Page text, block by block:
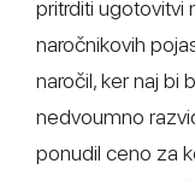
pritrditi ugotovitvi
naročnikovih
naročil, ker naj bi
nedvoumno
ponudil ceno za